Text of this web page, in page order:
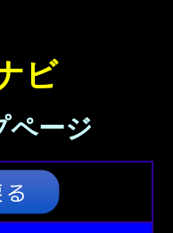
ビ
ージ